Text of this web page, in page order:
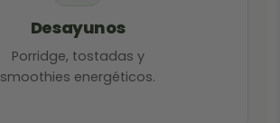
Desayunos
Porridge, tostadas y
smoothies energéticos.